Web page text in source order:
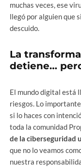
muchas veces, ese
llegó por alguien que
descuido.
La
detiene…
El mundo digital está
riesgos. Lo
si lo haces con
toda la comunidad
de la ciberseguridad
que no lo veamos
nuestra